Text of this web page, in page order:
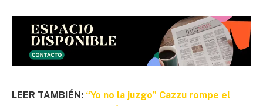
LEER TAMBIÉN: “Yo no la juzgo” Cazzu rompe el